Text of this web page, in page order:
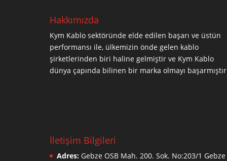
Hakkımızda
Kym Kablo sektöründe elde edilen başarı ve üstün
performansı ile, ülkemizin önde gelen kablo
şirketlerinden biri haline gelmiştir ve Kym Kablo
dünya çapında bilinen bir marka olmayı başarmıştır
İletişim Bilgileri
Adres: Gebze OSB Mah. 200. Sok. No:203/1